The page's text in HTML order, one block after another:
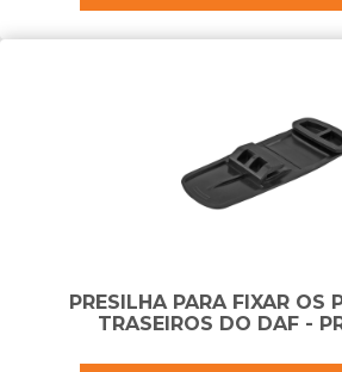
PRESILHA PARA FIXAR OS
TRASEIROS DO DAF -